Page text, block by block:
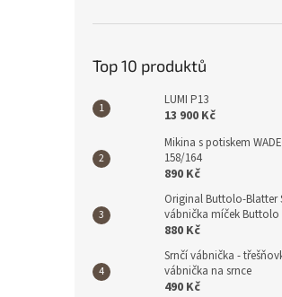
Top 10 produktů
LUMI P13
13 900 Kč
Mikina s potiskem
158/164
890 Kč
Original Buttolo-Blatter
vábnička míček Buttolo
880 Kč
Srnčí vábnička -
vábnička na srnce
490 Kč